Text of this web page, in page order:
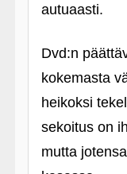
autuaasti.
Dvd:n
kokemasta
heikoksi
sekoitus on
mutta